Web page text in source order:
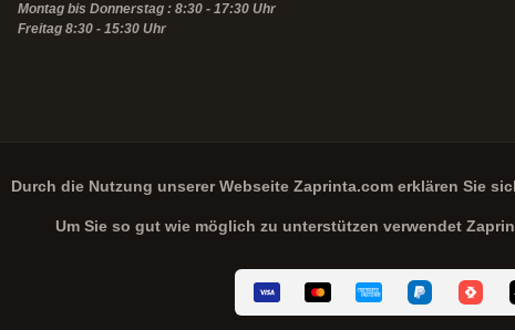
Montag bis Donnerstag : 8:30 - 17:30 Uhr
Freitag 8:30 - 15:30 Uhr
Durch die Nutzung unserer Webseite Zaprinta.comerklären Sie
Um Sie so gut wie möglich zu unterstützen verwendet